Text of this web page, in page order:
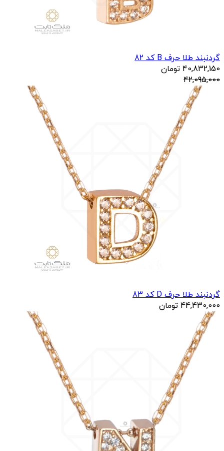
گردنبند طلا حرف B کد 82
40,832,150 تومان
42,095,000
گردنبند طلا حرف D کد 83
44,430,000 تومان